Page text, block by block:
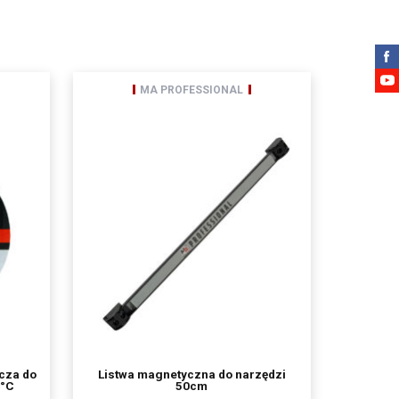
do
MA PROFESSIONAL
Listwa magnetyczna do narzędzi
50cm
zwana dalej Spółką,
prawo do
zgodność z prawem
danych,